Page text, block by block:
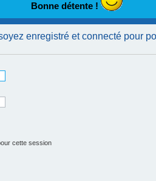
Bonne détente !
enregistré et connecté pour
cette session